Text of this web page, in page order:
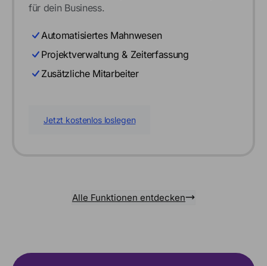
für dein Business.
Automatisiertes Mahnwesen
Projektverwaltung & Zeiterfassung
Zusätzliche Mitarbeiter
Jetzt kostenlos loslegen
Alle Funktionen entdecken